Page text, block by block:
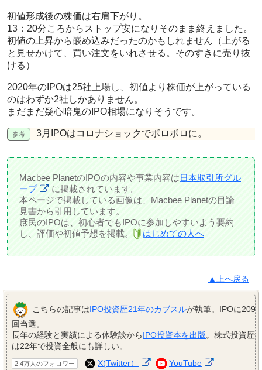
初値形成後の株価は右肩下がり。
13：20分ころからストップ安になりそのまま終えました。
初値の上昇から嵌め込みだったのかもしれません（上がる
と見せかけて、買い注文をいれさせる。そのすきに売り抜
ける）
2020年のIPOは25社上場し、初値より株価が上がっている
のはわずか2社しかありません。
まだまだ疑心暗鬼のIPO相場になりそうです。
3月IPOはコロナショックでボロボロに。
Macbee PlanetのIPOの内容や事業内容は日本取引所グル
ープ
に掲載されています。
本ページで掲載している画像は、Macbee Planetの目論
見書から引用しています。
庶民のIPOは、初心者でもIPOに参加しやすいよう要約
し、評価や初値予想を掲載。
はじめての人へ
▲上へ戻る
こちらの記事はIPO投資歴21年のカブスルが執筆。IPOに209
回当選。
長年の経験と実績による体験談からIPO投資本を出版。株式投資歴
は22年で投資全般にも詳しい。
2.4万人のフォロワー X(Twitter） YouTube